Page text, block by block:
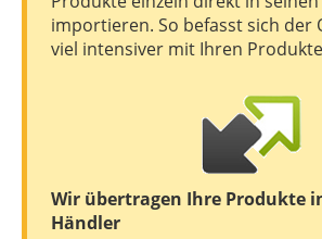
importieren. So befasst sich der
viel intensiver mit Ihren
Wir übertragen Ihre Produkte
Händler